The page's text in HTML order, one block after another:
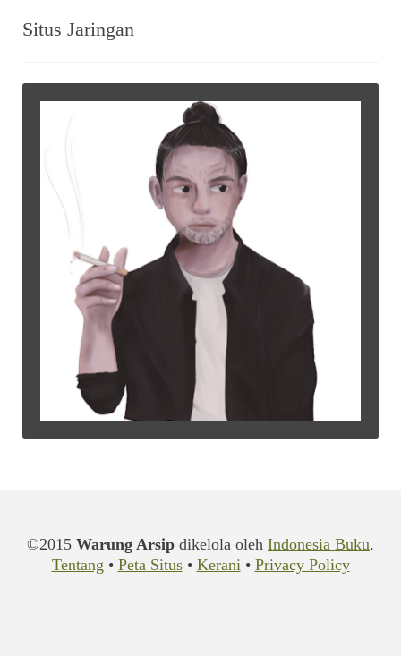
Situs Jaringan
©2015 Warung Arsip dikelola oleh Indonesia Buku.
Tentang • Peta Situs• Kerani• Privacy Policy